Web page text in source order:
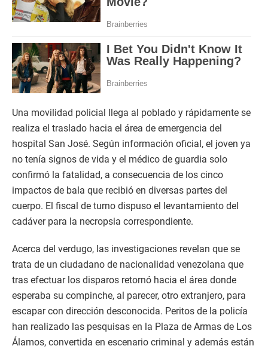
Una movilidad policial llega al poblado y rápidamente se
realiza el traslado hacia el área de emergencia del
hospital San José. Según información oficial, el joven ya
no tenía signos de vida y el médico de guardia solo
confirmó la fatalidad, a consecuencia de los cinco
impactos de bala que recibió en diversas partes del
cuerpo. El fiscal de turno dispuso el levantamiento del
cadáver para la necropsia correspondiente.
Acerca del verdugo, las investigaciones revelan que se
trata de un ciudadano de nacionalidad venezolana que
tras efectuar los disparos retornó hacia el área donde
esperaba su compinche, al parecer, otro extranjero, para
escapar con dirección desconocida. Peritos de la policía
han realizado las pesquisas en la Plaza de Armas de Los
Álamos, convertida en escenario criminal y además están